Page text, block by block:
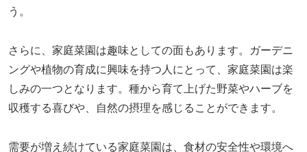
う。
さらに、家庭菜園は趣味としての面もあります。ガーデニ
ングや植物の育成に興味を持つ人にとって、家庭菜園は楽
しみの一つとなります。種から育て上げた野菜やハーブを
収穫する喜びや、自然の摂理を感じることができます。
需要が増え続けている家庭菜園は、食材の安全性や環境へ